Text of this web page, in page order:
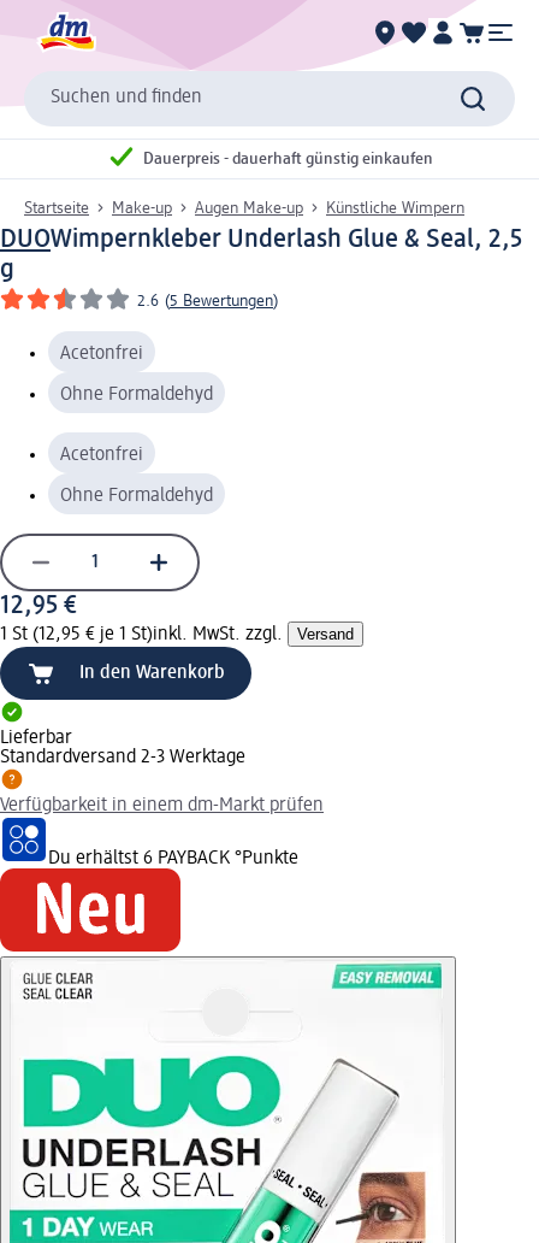
Suchen und finden
Dauerpreis - dauerhaft günstig einkaufen
Startseite Make-up Augen Make-up Künstliche Wimpern
DUOWimpernkleber Underlash Glue & Seal, 2,5
g
2.6 (5 Bewertungen)
Acetonfrei
Ohne Formaldehyd
Acetonfrei
Ohne Formaldehyd
12,95 €
1 St (12,95 € je 1 St)inkl. MwSt. zzgl. Versand
In den Warenkorb
Lieferbar
Standardversand 2-3 Werktage
Verfügbarkeit in einem dm-Markt prüfen
Du erhältst 6 PAYBACK °Punkte